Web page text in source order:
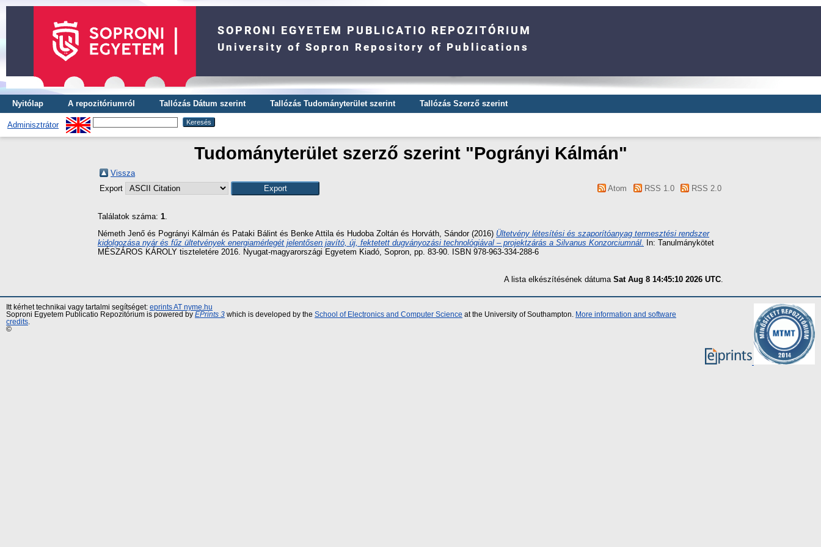
Nyitólap A repozitóriumról Tallózás Dátum szerint Tallózás Tudományterület szerint Tallózás Szerző szerint
Adminisztrátor
Tudományterület szerző szerint "Pogrányi Kálmán"
Vissza
Export
Atom RSS 1.0 RSS 2.0
Találatok száma: 1.
Németh Jenő és Pogrányi Kálmán és Pataki Bálint és Benke Attila és Hudoba Zoltán és Horváth, Sándor(2016) Ültetvény létesítési és szaporítóanyag termesztési rendszer
kidolgozása nyár és fűz ültetvények energiamérlegét jelentősen javító, új, fektetett dugványozási technológiával – projektzárás a Silvanus Konzorciumnál.
In: Tanulmánykötet
MÉSZÁROS KÁROLY tiszteletére 2016. Nyugat-magyarországi Egyetem Kiadó, Sopron, pp. 83-90. ISBN 978-963-334-288-6
A lista elkészítésének dátuma Sat Aug 8 14:45:10 2026 UTC
Itt kérhet technikai vagy tartalmi segítséget: eprints AT nyme.hu
Soproni Egyetem Publicatio Repozitórium is powered by EPrints 3 which is developed by the School of Electronics and Computer Science at the University of Southampton.
More information and software
credits
©